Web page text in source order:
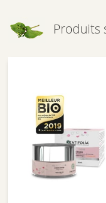
Produits